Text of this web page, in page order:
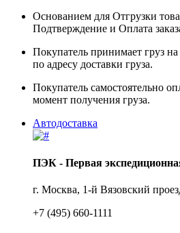
Основанием для Отгрузки
Подтверждение и Оплата
Покупатель принимает груз
по адресу доставки груза.
Покупатель самостоятельно
момент получения груза.
Автодоставка
ПЭК - Первая
г. Москва, 1-й Вязовский
+7 (495) 660-1111